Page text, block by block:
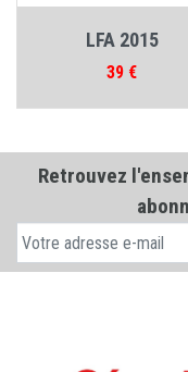
LFA 2015
Prix
39 €
Retrouvez